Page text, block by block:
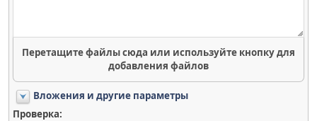
Перетащите файлы сюда или используйте кнопку для
добавления файлов
Вложения и другие параметры
Проверка: